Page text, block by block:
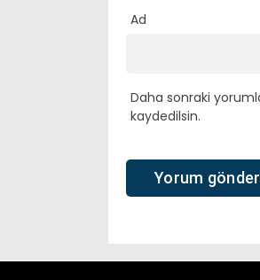
Ad
Daha sonraki
kaydedilsin.